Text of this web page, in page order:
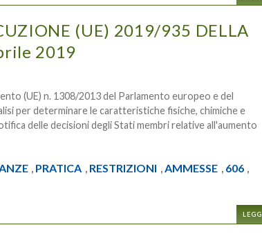
(UE) 2019/935 DELLA
2019
(UE) n. 1308/2013 del Parlamento europeo e del
per determinare le caratteristiche fisiche, chimiche e
delle decisioni degli Stati membri relative all'aumento
, PRATICA , RESTRIZIONI ,AMMESSE , 606 ,
LEGGI